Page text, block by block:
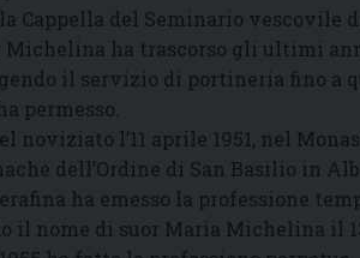
la Cappella del Seminario vescovile
Michelina ha trascorso gli ultimi
il servizio di portineria fino a
permesso.
noviziato l’11 aprile 1951, nel
dell’Ordine di San Basilio in
ha emesso la professione
il nome di suor Maria Michelina il